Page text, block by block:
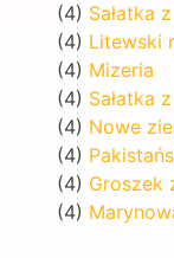
(4) Sałatka
(4) Litewski
(4) Mizeria
(4) Sałatka
(4) Nowe
(4)
(4) Groszek
(4)